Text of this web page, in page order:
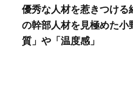
優秀な人材を惹きつけ
の幹部人材を見極めた
質」や「温度感」